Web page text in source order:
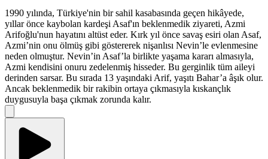
1990 yılında, Türkiye'nin bir sahil kasabasında geçen hikâyede,
yıllar önce kaybolan kardeşi Asaf'ın beklenmedik ziyareti, Azmi
Arifoğlu'nun hayatını altüst eder. Kırk yıl önce savaş esiri olan Asaf,
Azmi’nin onu ölmüş gibi göstererek nişanlısı Nevin’le evlenmesine
neden olmuştur. Nevin’in Asaf’la birlikte yaşama kararı almasıyla,
Azmi kendisini onuru zedelenmiş hisseder. Bu gerginlik tüm aileyi
derinden sarsar. Bu sırada 13 yaşındaki Arif, yaşıtı Bahar’a âşık olur.
Ancak beklenmedik bir rakibin ortaya çıkmasıyla kıskançlık
duygusuyla başa çıkmak zorunda kalır.